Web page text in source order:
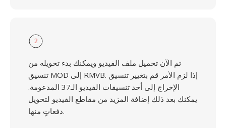
2
تم الآن تحميل ملف الفيديو ويمكنك بدء تحويله من
تنسيق MOD إلى RMVB. إذا لزم الأمر قم بتغيير تنسيق
الإخراج إلى أحد تنسيقات الفيديو الـ37 المدعومة.
يمكنك بعد ذلك إضافة المزيد من مقاطع الفيديو لتحويل
دفعاتٍ منها.